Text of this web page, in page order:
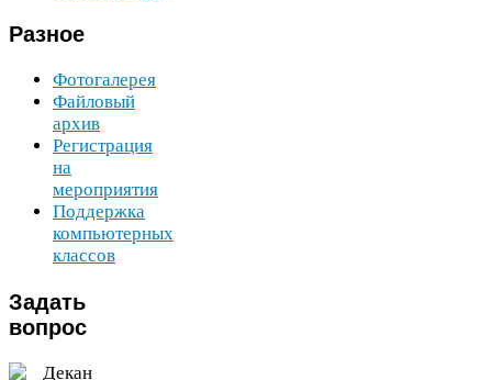
Разное
Фотогалерея
Файловый
архив
Регистрация
на
мероприятия
Поддержка
компьютерных
классов
Задать
вопрос